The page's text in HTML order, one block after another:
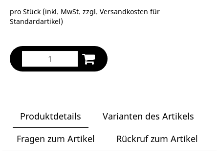
pro Stück (inkl. MwSt. zzgl. Versandkosten für
Standardartikel)
Produktdetails
Varianten des Artikels
Fragen zum Artikel
Rückruf zum Artikel